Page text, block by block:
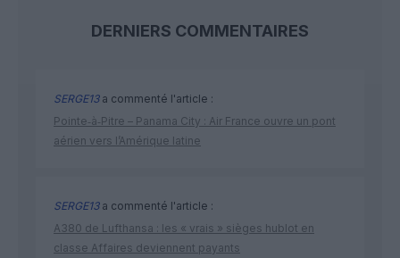
DERNIERS COMMENTAIRES
SERGE13a commenté l'article :
Pointe‑à‑Pitre – Panama City : Air France ouvre un pont
aérien vers l’Amérique latine
SERGE13a commenté l'article :
A380 de Lufthansa : les « vrais » sièges hublot en
classe Affaires deviennent payants